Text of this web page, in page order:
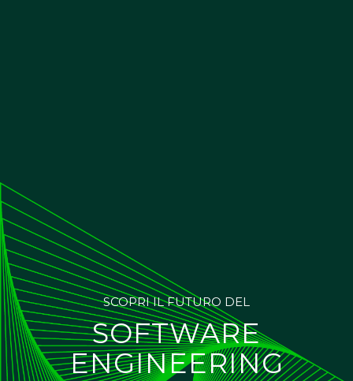
SCOPRI IL FUTURO DEL
SOFTWARE
ENGINEERING